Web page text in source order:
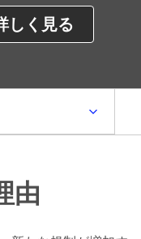
しく見る
由